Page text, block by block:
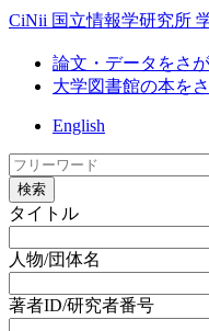
CiNii 国立情報学研究所
論文・データをさ
大学図書館の本を
English
検索
タイトル
人物/団体名
著者ID/研究者番号